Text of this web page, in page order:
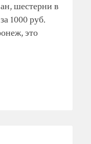
шестерни в
1000 руб.
это